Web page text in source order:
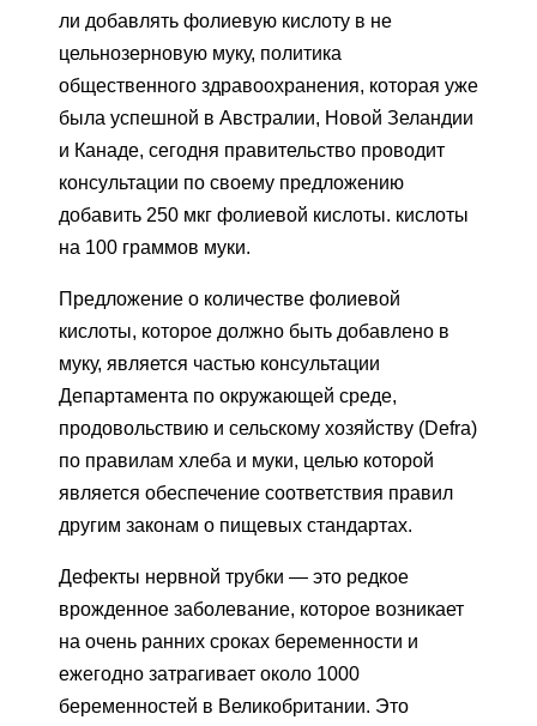
ли добавлять фолиевую кислоту в не
цельнозерновую муку, политика
общественного здравоохранения, которая уже
была успешной в Австралии, Новой Зеландии
и Канаде, сегодня правительство проводит
консультации по своему предложению
добавить 250 мкг фолиевой кислоты. кислоты
на 100 граммов муки.
Предложение о количестве фолиевой
кислоты, которое должно быть добавлено в
муку, является частью консультации
Департамента по окружающей среде,
продовольствию и сельскому хозяйству (Defra)
по правилам хлеба и муки, целью которой
является обеспечение соответствия правил
другим законам о пищевых стандартах.
Дефекты нервной трубки — это редкое
врожденное заболевание, которое возникает
на очень ранних сроках беременности и
ежегодно затрагивает около 1000
беременностей в Великобритании. Это